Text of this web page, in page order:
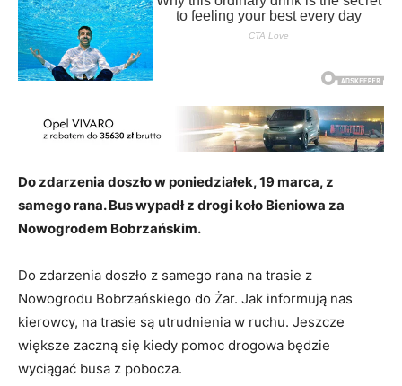
Do zdarzenia doszło w poniedziałek, 19 marca, z
samego rana. Bus wypadł z drogi koło Bieniowa za
Nowogrodem Bobrzańskim.
Do zdarzenia doszło z samego rana na trasie z
Nowogrodu Bobrzańskiego do Żar. Jak informują nas
kierowcy, na trasie są utrudnienia w ruchu. Jeszcze
większe zaczną się kiedy pomoc drogowa będzie
wyciągać busa z pobocza.